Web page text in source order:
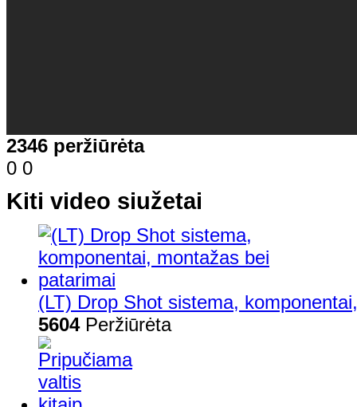
2346 peržiūrėta
0 0
Kiti video siužetai
(LT) Drop Shot sistema,
5604Peržiūrėta